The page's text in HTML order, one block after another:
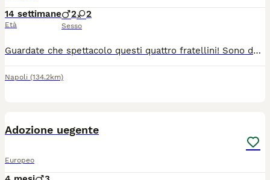
14 settimane
Età
2 2
Sesso
​Guardate che spettacolo questi quattro fratellini! Sono dei cuccioli dolcissimi, sani, super vivaci e stanno cercando una famiglia speciale che li ami per sempre. Sfogliate le foto per innamorarvi di loro: ​Foto 1 – Il "Tuxedo" (Bianco e Nero): Un concentrato di simpatia con una mascherina nera perfetta e un musetto irresistibile. ​Foto 2 – Il "Tigrato" chiaro (Bianco e Arancio): Un amore di gattino, tenero, giocherellone e con una pancia tutta da strapazzare di coccole. ​Foto 3 – La "Panterina" (Tutto Nero): Elegantissimo, dagli occhi magnetici ed espressivi. Un vero vulcano di fusa. ​Foto 4 – La "Calico" (Tricolore): Splendida gattina prevalentemente bianca con un'adorabile macchietta scura sulla testa e una codina super espressiva. ​Dettagli: ​Età: Cuccioli (poche settimane, l'età ideale per ambientarsi e imparare a conoscersi). ​Carattere: Molto socievoli, abituati al contatto umano, curiosi e pieni di energia. ​Si affidano solo a veri amanti degli animali, preferibilmente con controlli pre-affido. ​📍 Zona: Napoli e provincia 📞 Per info e adozioni: [Inserisci il tuo nome/numero o contatto utile] ​Condividete tantissimo questo post per aiutarli a trovare casa il prima possibile! ❤️
Napoli (134.2km)
Adozione uegente
Europeo